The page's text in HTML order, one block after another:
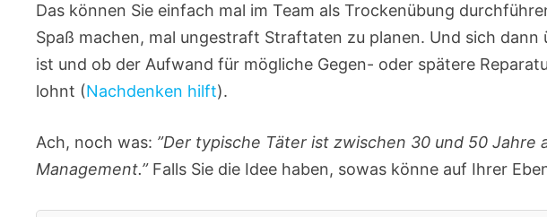
Das können Sie einfach mal im Team als Trockenübung
Spaß machen, mal ungestraft Straftaten zu planen. Und sich
ist und ob der Aufwand für mögliche Gegen- oder spätere
lohnt (Nachdenken hilft).
Ach, noch was: ”Der typische Täter ist zwischen 30 und 50 Jahre
Management.” Falls Sie die Idee haben, sowas könne auf Ihrer